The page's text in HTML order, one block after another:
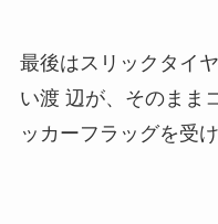
最後はスリックタイ
い渡 辺が、そのまま
ッカーフラッグを受け